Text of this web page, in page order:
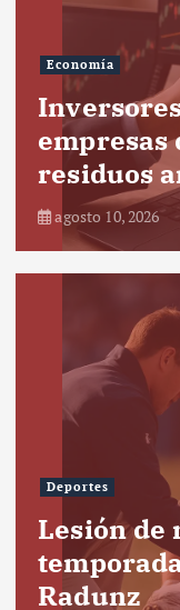
Economía
empresas
residuos
agosto 10, 2026
Deportes
Lesión
Radunz